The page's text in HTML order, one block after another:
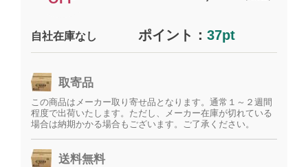
自社在庫なし ポイント：37pt
取寄品
この商品はメーカー取り寄せ品となります。通常１～２週間
程度で出荷いたします。ただし、メーカー在庫が切れている
場合は納期かかる場合もございます。ご了承ください。
送料無料